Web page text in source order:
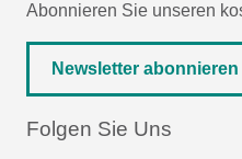
Abonnieren Sie unseren
Newsletter abonnieren
Folgen Sie Uns